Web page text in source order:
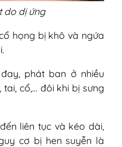
do dị ứng
họng bị khô và ngứa
phát ban ở nhiều
cổ,… đôi khi bị sưng
liên tục và kéo dài,
cơ bị hen suyễn là